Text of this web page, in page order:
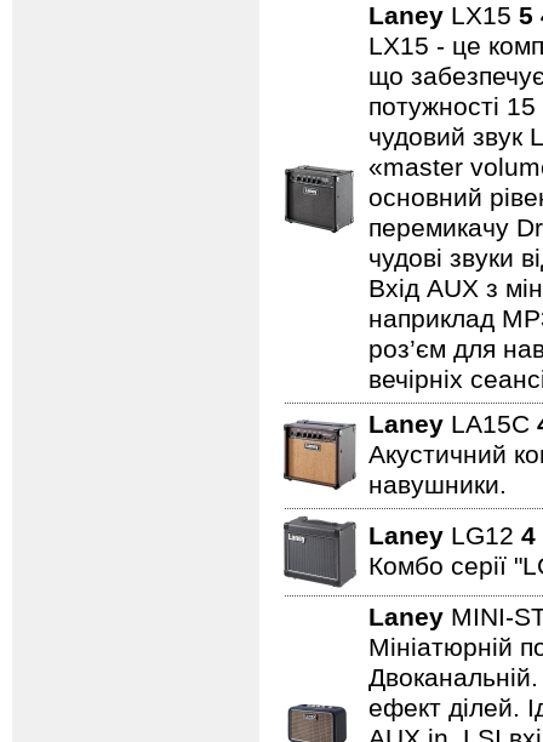
Laney LX15 5
LX15 - це
що
потужності
чудовий звук
«master
основний
перемикачу
чудові звуки
Вхід AUX з
наприклад
роз’єм для
вечірніх
Laney LA15C
Акустичний
навушники.
Laney LG12 4
Комбо серії
Laney MINI-
Мініатюрній
ефект ділей.